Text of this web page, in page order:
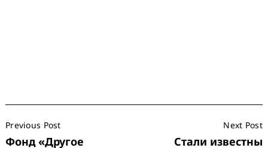
Navigation
Previous Post
Фонд «Другое
Next Post
Стали известны